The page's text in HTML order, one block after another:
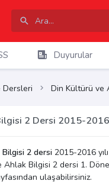
Duyurular
Dersleri Din Kültürü ve
2 Dersi 2015-2016
2 dersi 2015-2016
Bilgisi 2 dersi 1.
ulaşabilirsiniz.